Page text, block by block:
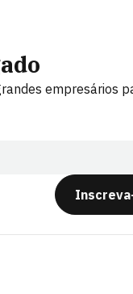
empresários